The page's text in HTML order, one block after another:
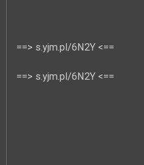
==> s.yjm.pl/6N2Y <==
==> s.yjm.pl/6N2Y <==